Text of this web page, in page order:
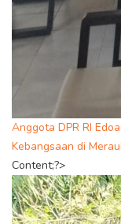
Anggota DPR RI
Kebangsaan di
Content;?>